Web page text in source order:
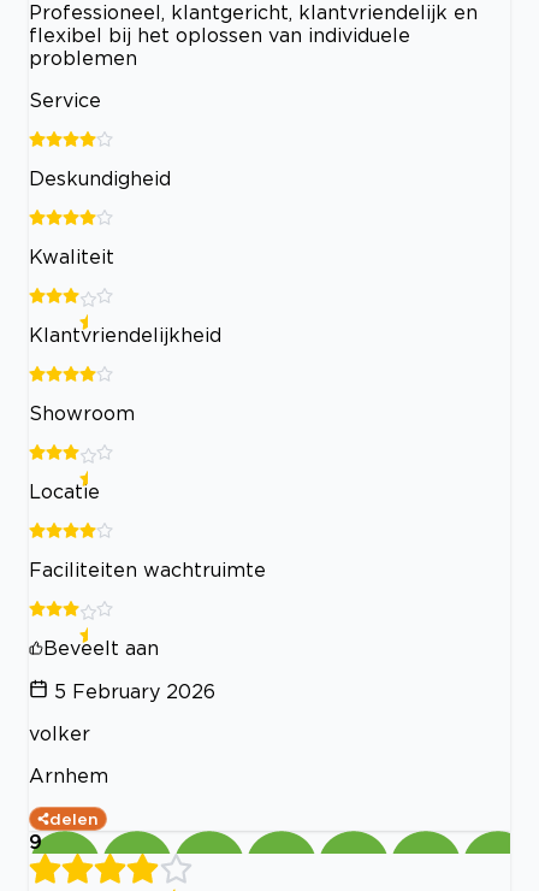
Professioneel, klantgericht, klantvriendelijk en
flexibel bij het oplossen van individuele
problemen
Service
Deskundigheid
Kwaliteit
Klantvriendelijkheid
Showroom
Locatie
Faciliteiten wachtruimte
Beveelt aan
5 February 2026
volker
Arnhem
delen
9